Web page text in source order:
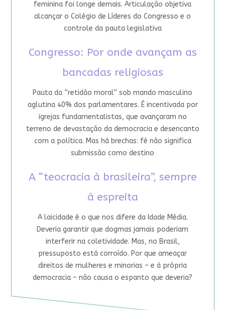
feminina foi longe demais. Articulação objetiva
alcançar o Colégio de Líderes do Congresso e o
controle da pauta legislativa
Congresso: Por onde avançam as
bancadas religiosas
Pauta da “retidão moral” sob mando masculino
aglutina 40% dos parlamentares. É incentivada por
igrejas fundamentalistas, que avançaram no
terreno de devastação da democracia e desencanto
com a política. Mas há brechas: fé não significa
submissão como destino
A “teocracia à brasileira”, sempre
à espreita
A laicidade é o que nos difere da Idade Média.
Deveria garantir que dogmas jamais poderiam
interferir na coletividade. Mas, no Brasil,
pressuposto está corroído. Por que ameaçar
direitos de mulheres e minorias – e à própria
democracia – não causa o espanto que deveria?